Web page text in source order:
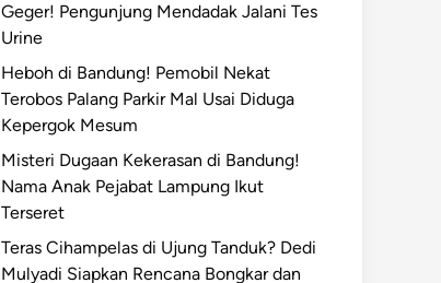
Geger! Pengunjung Mendadak Jalani Tes
Urine
Heboh di Bandung! Pemobil Nekat
Terobos Palang Parkir Mal Usai Diduga
Kepergok Mesum
Misteri Dugaan Kekerasan di Bandung!
Nama Anak Pejabat Lampung Ikut
Terseret
Teras Cihampelas di Ujung Tanduk? Dedi
Mulyadi Siapkan Rencana Bongkar dan